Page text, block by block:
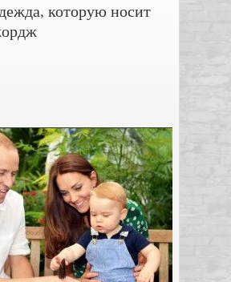
которую носит